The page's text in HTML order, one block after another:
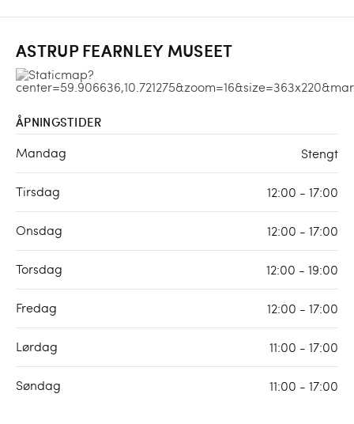
ASTRUP FEARNLEY MUSEET
ÅPNINGSTIDER
Mandag Stengt
Tirsdag 12:00 - 17:00
Onsdag 12:00 - 17:00
Torsdag 12:00 - 19:00
Fredag 12:00 - 17:00
Lørdag 11:00 - 17:00
Søndag 11:00 - 17:00